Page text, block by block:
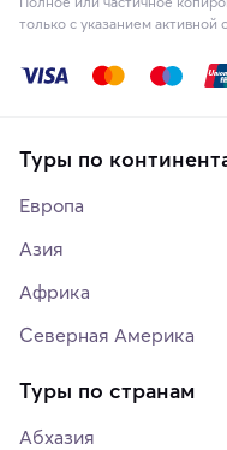
только с указанием активной
Туры по
Европа
Азия
Африка
Северная Америка
Туры по странам
Абхазия